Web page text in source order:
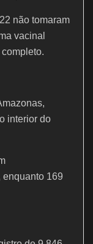
não tomaram
vacinal
interior do
169